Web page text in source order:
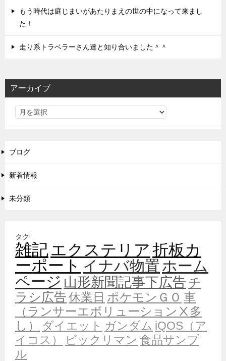
もう時代は庭じまいがあたりまえの世の中になって来まし
た！
走り系トラベラーさん達と知り合いました＾＾
アーカイブ
ブログ
新着情報
未分類
タグ
雑記エクステリア折板カ
ーポート イナバ物置ホーム
ページ 山形新聞記事下広告 チ
ラシ広告休業日 ポケモンＧＯ 車
（ランサーエボリューションⅩ多
し）
ダイエット ガンダム iQOS（ア
イコス）
ビックリマン 食品サンプ
ル